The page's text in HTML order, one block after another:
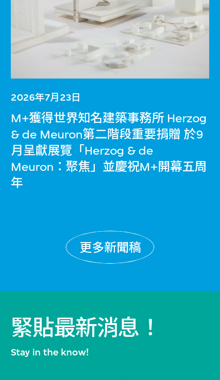
2026年7月23日
M+獲得世界知名建築事務所 Herzog
& de Meuron第二階段重要捐贈 於9
月呈獻展覽「Herzog & de
Meuron：聚焦」並慶祝M+開幕五周
年
更多新聞稿
緊貼最新消息！
Stay in the know!